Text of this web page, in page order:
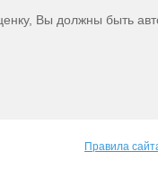
Вы должны быть
Правила